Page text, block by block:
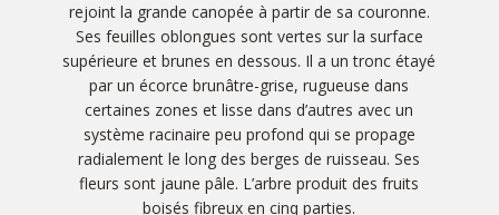
rejoint la grande canopée à partir de sa couronne.
Ses feuilles oblongues sont vertes sur la surface
supérieure et brunes en dessous. Il a un tronc étayé
par un écorce brunâtre-grise, rugueuse dans
certaines zones et lisse dans d’autres avec un
système racinaire peu profond qui se propage
radialement le long des berges de ruisseau. Ses
fleurs sont jaune pâle. L’arbre produit des fruits
boisés fibreux en cinq parties.